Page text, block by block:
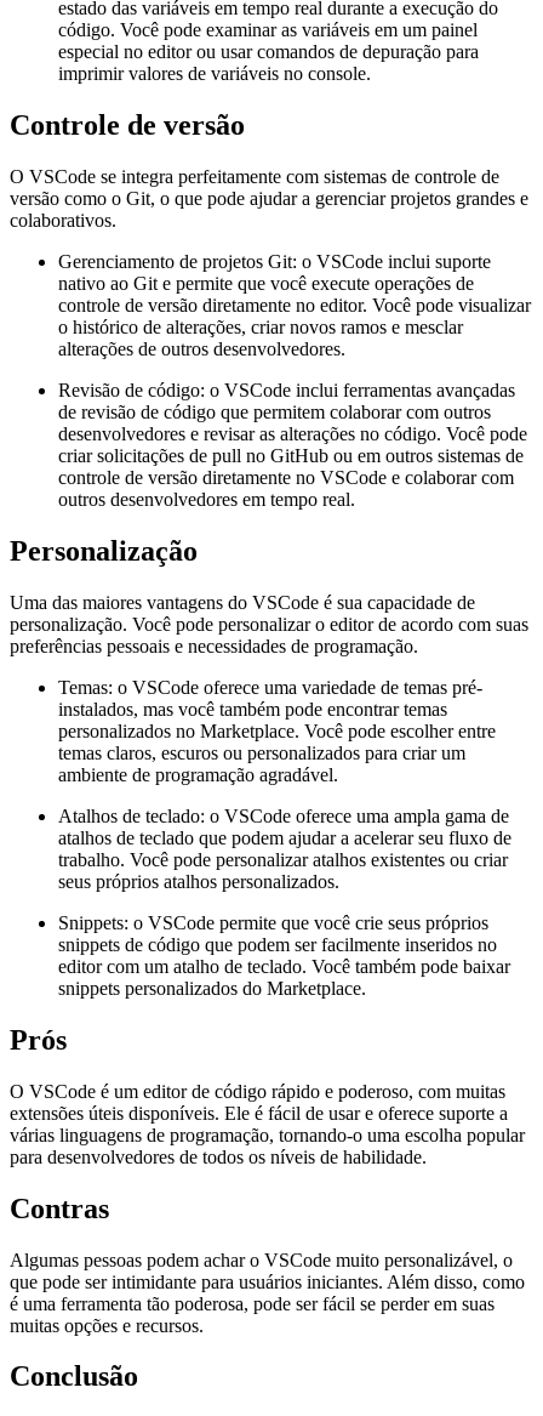
estado das variáveis em tempo real durante a execução do
código. Você pode examinar as variáveis em um painel
especial no editor ou usar comandos de depuração para
imprimir valores de variáveis no console.
Controle de versão
O VSCode se integra perfeitamente com sistemas de controle de
versão como o Git, o que pode ajudar a gerenciar projetos grandes e
colaborativos.
Gerenciamento de projetos Git: o VSCode inclui suporte
nativo ao Git e permite que você execute operações de
controle de versão diretamente no editor. Você pode visualizar
o histórico de alterações, criar novos ramos e mesclar
alterações de outros desenvolvedores.
Revisão de código: o VSCode inclui ferramentas avançadas
de revisão de código que permitem colaborar com outros
desenvolvedores e revisar as alterações no código. Você pode
criar solicitações de pull no GitHub ou em outros sistemas de
controle de versão diretamente no VSCode e colaborar com
outros desenvolvedores em tempo real.
Personalização
Uma das maiores vantagens do VSCode é sua capacidade de
personalização. Você pode personalizar o editor de acordo com suas
preferências pessoais e necessidades de programação.
Temas: o VSCode oferece uma variedade de temas pré-
instalados, mas você também pode encontrar temas
personalizados no Marketplace. Você pode escolher entre
temas claros, escuros ou personalizados para criar um
ambiente de programação agradável.
Atalhos de teclado: o VSCode oferece uma ampla gama de
atalhos de teclado que podem ajudar a acelerar seu fluxo de
trabalho. Você pode personalizar atalhos existentes ou criar
seus próprios atalhos personalizados.
Snippets: o VSCode permite que você crie seus próprios
snippets de código que podem ser facilmente inseridos no
editor com um atalho de teclado. Você também pode baixar
snippets personalizados do Marketplace.
Prós
O VSCode é um editor de código rápido e poderoso, com muitas
extensões úteis disponíveis. Ele é fácil de usar e oferece suporte a
várias linguagens de programação, tornando-o uma escolha popular
para desenvolvedores de todos os níveis de habilidade.
Contras
Algumas pessoas podem achar o VSCode muito personalizável, o
que pode ser intimidante para usuários iniciantes. Além disso, como
é uma ferramenta tão poderosa, pode ser fácil se perder em suas
muitas opções e recursos.
Conclusão